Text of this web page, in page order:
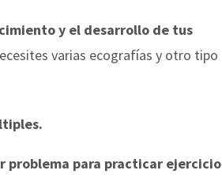
y el desarrollo de tus
varias ecografías y otro tipo
problema para practicar ejercicio